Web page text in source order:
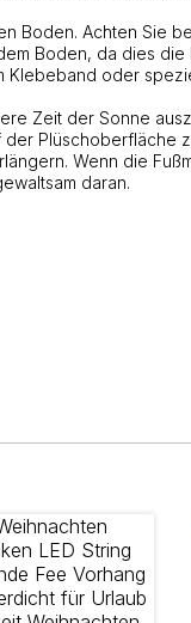
Boden. Achten Sie
Boden, da dies
Klebeband oder
Zeit der Sonne
Wenn die
daran.